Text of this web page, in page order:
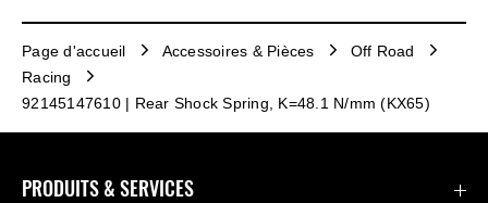
Page d'accueil Accessoires & Pièces
Off Road
Racing
92145147610 | Rear Shock Spring, K=48.1 N/mm (KX65)
PRODUITS & SERVICES